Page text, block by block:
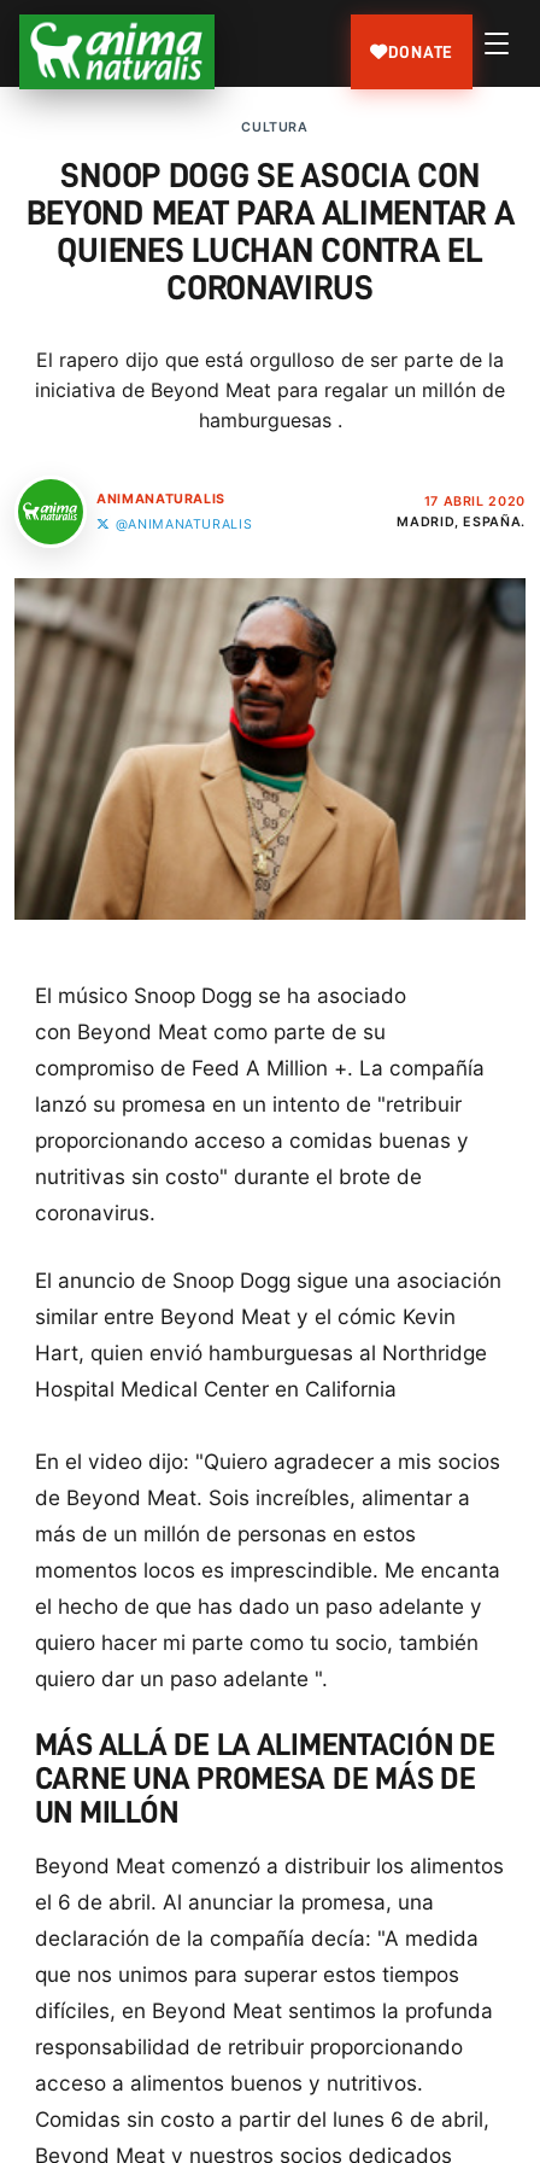
DONATE
CULTURA
SNOOP DOGG SE ASOCIA CON
BEYOND MEAT PARA ALIMENTAR A
QUIENES LUCHAN CONTRA EL
CORONAVIRUS
El rapero dijo que está orgulloso de ser parte de la
iniciativa de Beyond Meat para regalar un millón de
hamburguesas .
ANIMANATURALIS
@ANIMANATURALIS
17 ABRIL 2020
MADRID, ESPAÑA.
El músico Snoop Dogg se ha asociado
con Beyond Meat como parte de su
compromiso de Feed A Million +. La compañía
lanzó su promesa en un intento de "retribuir
proporcionando acceso a comidas buenas y
nutritivas sin costo" durante el brote de
coronavirus.
El anuncio de Snoop Dogg sigue una asociación
similar entre Beyond Meat y el cómic Kevin
Hart, quien envió hamburguesas al Northridge
Hospital Medical Center en California
En el video dijo: "Quiero agradecer a mis socios
de Beyond Meat. Sois increíbles, alimentar a
más de un millón de personas en estos
momentos locos es imprescindible. Me encanta
el hecho de que has dado un paso adelante y
quiero hacer mi parte como tu socio, también
quiero dar un paso adelante ".
MÁS ALLÁ DE LA ALIMENTACIÓN DE
CARNE UNA PROMESA DE MÁS DE
UN MILLÓN
Beyond Meat comenzó a distribuir los alimentos
el 6 de abril. Al anunciar la promesa, una
declaración de la compañía decía: "A medida
que nos unimos para superar estos tiempos
difíciles, en Beyond Meat sentimos la profunda
responsabilidad de retribuir proporcionando
acceso a alimentos buenos y nutritivos.
Comidas sin costo a partir del lunes 6 de abril,
Beyond Meat y nuestros socios dedicados